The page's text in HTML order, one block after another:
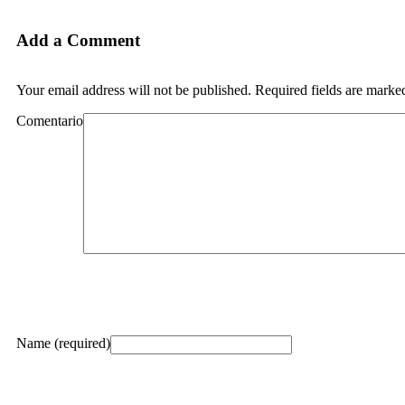
Add a Comment
Your email address will not be published. Required fields are
Name (required)
Comentario